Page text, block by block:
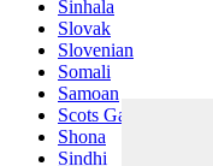
Sinhala
Slovak
Slovenian
Somali
Samoan
Scots Gaelic
Shona
Sindhi